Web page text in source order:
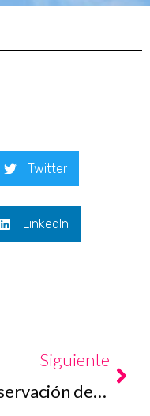
Twitter
LinkedIn
Siguiente
Observación del cielo nocturno veraniego en la isla Kozu